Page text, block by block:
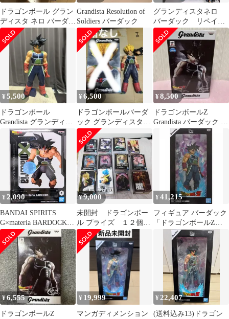
ドラゴンボール グラン
ディスタ ネロ バーダッ
ク フィギュア
Grandista Resolution of
Soldiers バーダック
グランディスタネロ
バーダック リペイン
ト
¥5,500
ドラゴンボール
Grandista グランディス
タ バーダック フィギ
ュア
¥6,500
ドラゴンボールバーダ
ック グランディスタネ
ロフィギュアGrandista
¥8,500
ドラゴンボールZ
Grandista バーダック フ
ィギュア
¥ 2,090
BANDAI SPIRITS
G×materia BARDOCK
バーダック
¥9,000
未開封 ドラゴンボー
ル プライズ １２個
セット
¥41,215
フィギュア バーダック
「ドラゴンボールZ」
GRANDISTA マンガデ
ィメンションズ 海外限
定【14日以内発送】
¥6,555
ドラゴンボールZ
¥ 19,999
マンガディメンション
¥ 22,407
(送料込み13)ドラゴン